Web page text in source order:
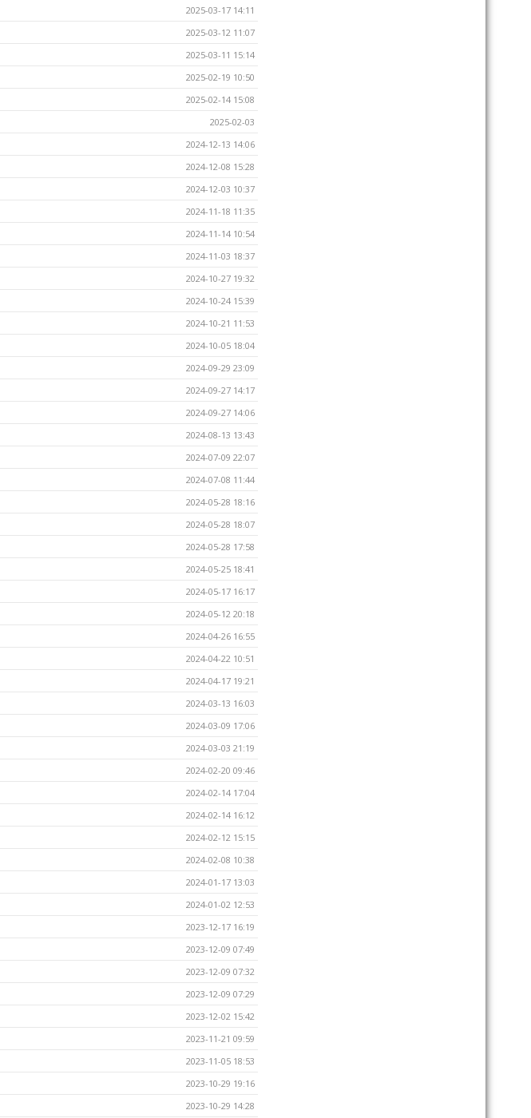
2025-03-17 14:11
2025-03-12 11:07
2025-03-11 15:14
2025-02-19 10:50
2025-02-14 15:08
2025-02-03
2024-12-13 14:06
2024-12-08 15:28
2024-12-03 10:37
2024-11-18 11:35
2024-11-14 10:54
2024-11-03 18:37
2024-10-27 19:32
2024-10-24 15:39
2024-10-21 11:53
2024-10-05 18:04
2024-09-29 23:09
2024-09-27 14:17
2024-09-27 14:06
2024-08-13 13:43
2024-07-09 22:07
2024-07-08 11:44
2024-05-28 18:16
2024-05-28 18:07
2024-05-28 17:58
2024-05-25 18:41
2024-05-17 16:17
2024-05-12 20:18
2024-04-26 16:55
2024-04-22 10:51
2024-04-17 19:21
2024-03-13 16:03
2024-03-09 17:06
2024-03-03 21:19
2024-02-20 09:46
2024-02-14 17:04
2024-02-14 16:12
2024-02-12 15:15
2024-02-08 10:38
2024-01-17 13:03
2024-01-02 12:53
2023-12-17 16:19
2023-12-09 07:49
2023-12-09 07:32
2023-12-09 07:29
2023-12-02 15:42
2023-11-21 09:59
2023-11-05 18:53
2023-10-29 19:16
2023-10-29 14:28